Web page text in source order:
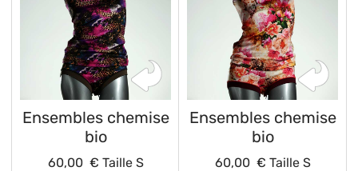
Ensembles chemise
bio
60,00 € Taille S
Ensembles chemise
bio
60,00 € Taille S